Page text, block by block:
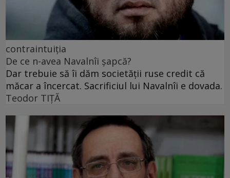
contraintuiția
De ce n-avea Navalnîi șapcă?
Dar trebuie să îi dăm societății ruse credit că
măcar a încercat. Sacrificiul lui Navalnîi e dovada.
Teodor TIŢĂ